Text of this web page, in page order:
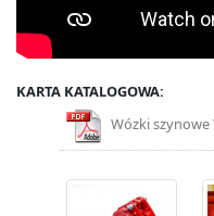
KARTA KATALOGOWA:
Wózki szynowe